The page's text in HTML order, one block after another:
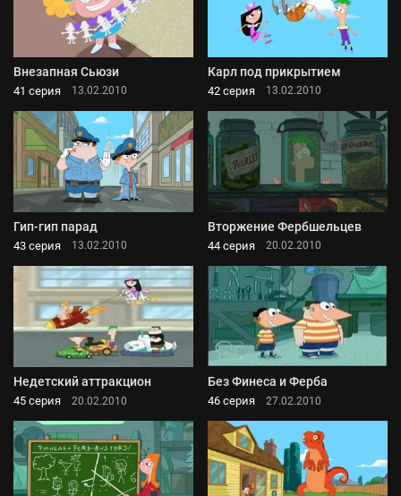
Внезапная Сьюзи
41 серия 13.02.2010
Карл под прикрытием
42 серия 13.02.2010
Гип-гип парад
43 серия 13.02.2010
Вторжение Фербшельцев
44 серия 20.02.2010
Недетский аттракцион
45 серия 20.02.2010
Без Финеса и Ферба
46 серия 27.02.2010